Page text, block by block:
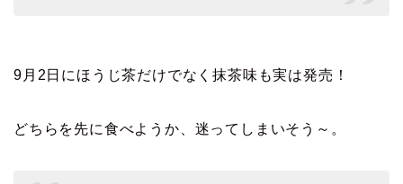
9月2日にほうじ茶だけでなく抹茶味も実は発売！
どちらを先に食べようか、迷ってしまいそう～。